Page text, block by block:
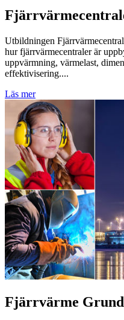
Utbildningen
hur fjärrvärmecentraler är
uppvärmning, värmelast,
effektivisering....
Läs mer
Fjärrvärme Grund